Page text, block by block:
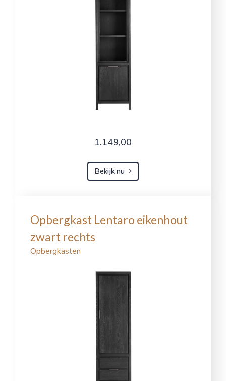
1.149,00
Bekijk nu
Opbergkast Lentaro eikenhout
zwart rechts
Opbergkasten